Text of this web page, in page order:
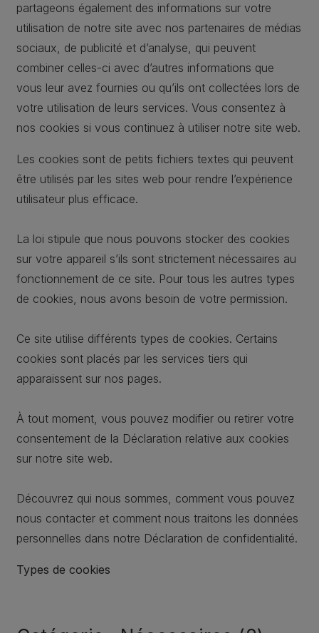
partageons également des informations sur votre
utilisation de notre site avec nos partenaires de médias
sociaux, de publicité et d’analyse, qui peuvent
combiner celles-ci avec d’autres informations que
vous leur avez fournies ou qu’ils ont collectées lors de
votre utilisation de leurs services. Vous consentez à
nos cookies si vous continuez à utiliser notre site web.
Les cookies sont de petits fichiers textes qui peuvent
être utilisés par les sites web pour rendre l’expérience
utilisateur plus efficace.
La loi stipule que nous pouvons stocker des cookies
sur votre appareil s’ils sont strictement nécessaires au
fonctionnement de ce site. Pour tous les autres types
de cookies, nous avons besoin de votre permission.
Ce site utilise différents types de cookies. Certains
cookies sont placés par les services tiers qui
apparaissent sur nos pages.
À tout moment, vous pouvez modifier ou retirer votre
consentement de la Déclaration relative aux cookies
sur notre site web.
Découvrez qui nous sommes, comment vous pouvez
nous contacter et comment nous traitons les données
personnelles dans notre Déclaration de confidentialité.
Types de cookies